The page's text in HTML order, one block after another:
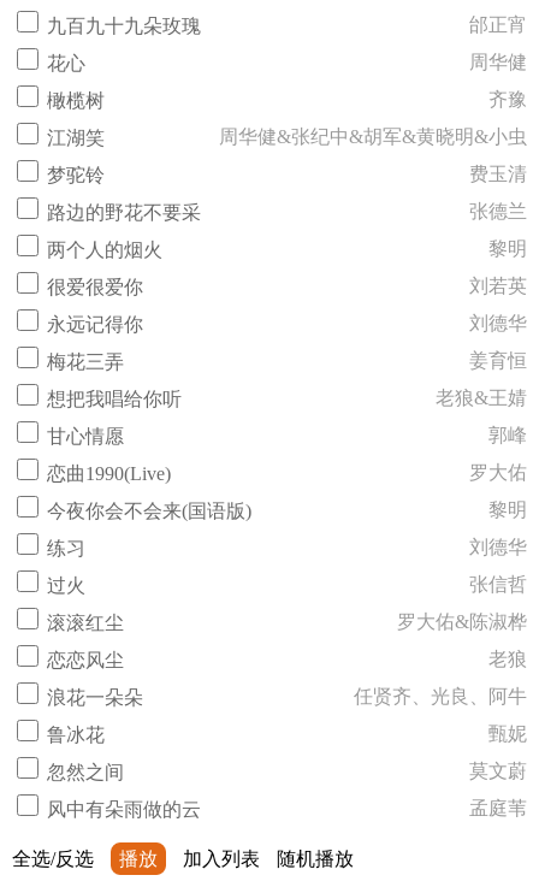
九百九十九朵玫瑰
邰正宵
花心
周华健
橄榄树
齐豫
江湖笑
周华健&张纪中&胡军&黄晓明&小虫
梦驼铃
费玉清
路边的野花不要采
张德兰
两个人的烟火
黎明
很爱很爱你
刘若英
永远记得你
刘德华
梅花三弄
姜育恒
想把我唱给你听
老狼&王婧
甘心情愿
郭峰
恋曲1990(Live)
罗大佑
今夜你会不会来(国语版)
黎明
练习
刘德华
过火
张信哲
滚滚红尘
罗大佑&陈淑桦
恋恋风尘
老狼
浪花一朵朵
任贤齐、光良、阿牛
鲁冰花
甄妮
忽然之间
莫文蔚
风中有朵雨做的云
孟庭苇
全选/反选 播放 加入列表 随机播放